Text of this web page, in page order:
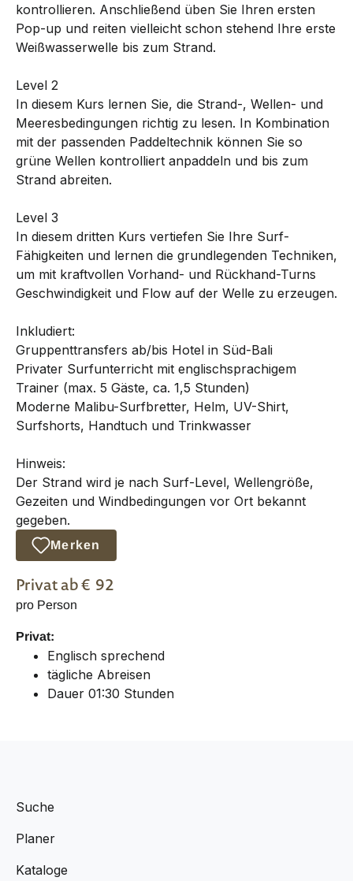
kontrollieren. Anschließend üben Sie Ihren ersten
Pop-up und reiten vielleicht schon stehend Ihre erste
Weißwasserwelle bis zum Strand.
Level 2
In diesem Kurs lernen Sie, die Strand-, Wellen- und
Meeresbedingungen richtig zu lesen. In Kombination
mit der passenden Paddeltechnik können Sie so
grüne Wellen kontrolliert anpaddeln und bis zum
Strand abreiten.
Level 3
In diesem dritten Kurs vertiefen Sie Ihre Surf-
Fähigkeiten und lernen die grundlegenden Techniken,
um mit kraftvollen Vorhand- und Rückhand-Turns
Geschwindigkeit und Flow auf der Welle zu erzeugen.
Inkludiert:
Gruppenttransfers ab/bis Hotel in Süd-Bali
Privater Surfunterricht mit englischsprachigem
Trainer (max. 5 Gäste, ca. 1,5 Stunden)
Moderne Malibu-Surfbretter, Helm, UV-Shirt,
Surfshorts, Handtuch und Trinkwasser
Hinweis:
Der Strand wird je nach Surf-Level, Wellengröße,
Gezeiten und Windbedingungen vor Ort bekannt
gegeben.
Merken
Privatab € 92
pro Person
Privat:
Englisch sprechend
tägliche Abreisen
Dauer 01:30 Stunden
Suche
Planer
Kataloge